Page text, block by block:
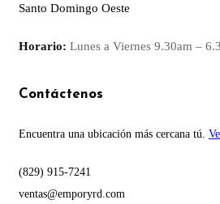
Santo Domingo Oeste
Horario: Lunes a Viernes 9.30am –
Contáctenos
Encuentra una ubicación más cercana tú.
(829) 915-7241
ventas@emporyrd.com